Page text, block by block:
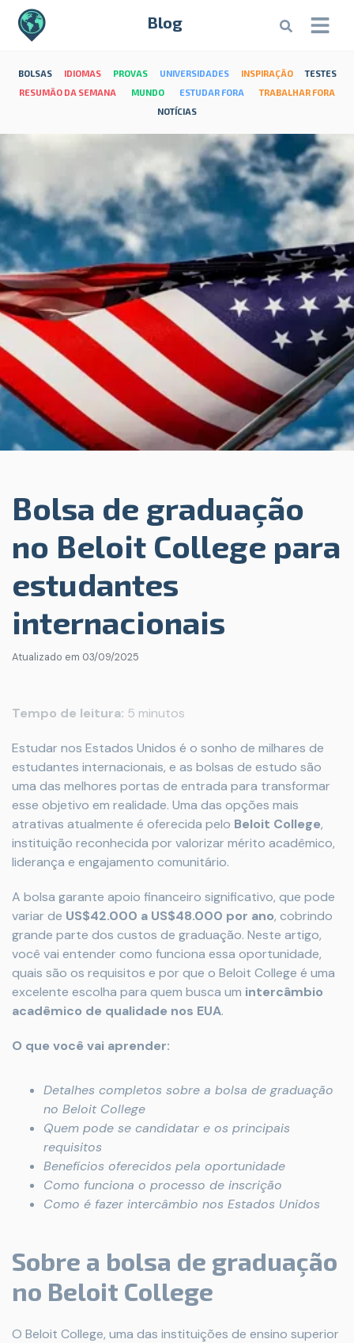
Blog
BOLSAS IDIOMAS PROVAS UNIVERSIDADES INSPIRAÇÃO
TESTES
RESUMÃO DA SEMANA
MUNDO ESTUDAR FORA
TRABALHAR FORA
NOTÍCIAS
Bolsa de graduação
no Beloit College para
estudantes
internacionais
Atualizado em 03/09/2025
Tempo de leitura: 5 minutos
Estudar nos Estados Unidos é o sonho de milhares de
estudantes internacionais, e as bolsas de estudo são
uma das melhores portas de entrada para transformar
esse objetivo em realidade. Uma das opções mais
atrativas atualmente é oferecida pelo Beloit College,
instituição reconhecida por valorizar mérito acadêmico,
liderança e engajamento comunitário.
A bolsa garante apoio financeiro significativo, que pode
variar de US$42.000 a US$48.000 por ano, cobrindo
grande parte dos custos de graduação. Neste artigo,
você vai entender como funciona essa oportunidade,
quais são os requisitos e por que o Beloit College é uma
excelente escolha para quem busca um intercâmbio
acadêmico de qualidade nos EUA.
O que você vai aprender:
Detalhes completos sobre a bolsa de graduação
no Beloit College
Quem pode se candidatar e os principais
requisitos
Benefícios oferecidos pela oportunidade
Como funciona o processo de inscrição
Como é fazer intercâmbio nos Estados Unidos
Sobre a bolsa de graduação
no Beloit College
O Beloit College, uma das instituições de ensino superior